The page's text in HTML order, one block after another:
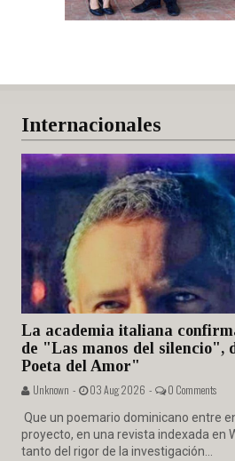
Internacionales
La academia italiana
de "Las manos del silencio",
Poeta del Amor"
Unknown - 03 Aug 2026 - 0 Comments
Que un poemario dominicano entre
proyecto, en una revista indexada en
tanto del rigor de la investigación...